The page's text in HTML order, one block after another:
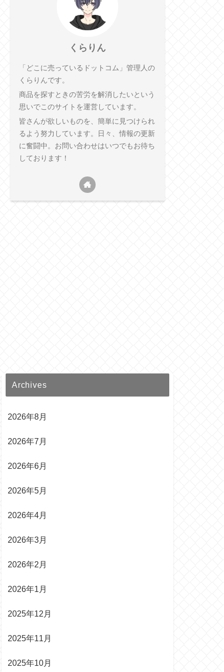
くらりん
「どこに売っているドットコム」管理人の
くらりんです。
商品を探すときの苦労を解消したいという
思いでこのサイトを運営しています。
皆さんが欲しいものを、簡単に見つけられ
るよう努力しています。日々、情報の更新
に奮闘中。お問い合わせはいつでもお待ち
しております！
Archives
2026年8月
2026年7月
2026年6月
2026年5月
2026年4月
2026年3月
2026年2月
2026年1月
2025年12月
2025年11月
2025年10月